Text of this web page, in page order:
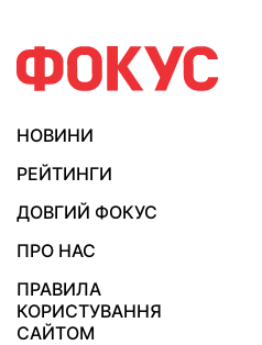
НОВИНИ
РЕЙТИНГИ
ДОВГИЙ ФОКУС
ПРО НАС
ПРАВИЛА
КОРИСТУВАННЯ
САЙТОМ